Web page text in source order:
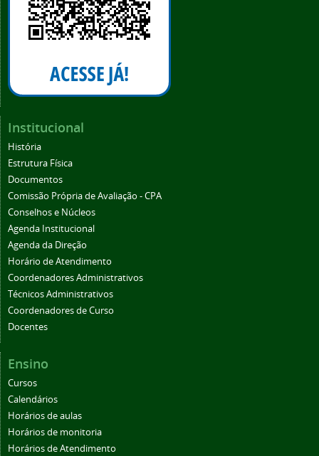
Institucional
História
Estrutura Física
Documentos
Comissão Própria de Avaliação - CPA
Conselhos e Núcleos
Agenda Institucional
Agenda da Direção
Horário de Atendimento
Coordenadores Administrativos
Técnicos Administrativos
Coordenadores de Curso
Docentes
Ensino
Cursos
Calendários
Horários de aulas
Horários de monitoria
Horários de Atendimento